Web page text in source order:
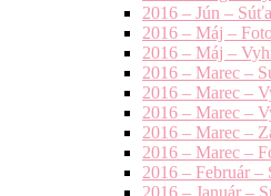
2016 – Jún –
2016 – Máj –
2016 – Máj –
2016 – Marec –
2016 – Marec –
2016 – Marec –
2016 – Marec –
2016 – Marec –
2016 – Február
2016 – Január –